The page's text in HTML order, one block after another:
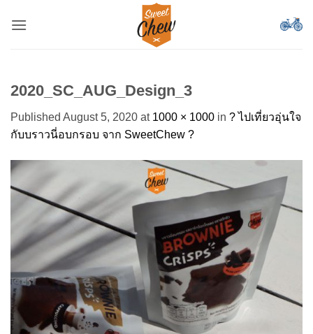
2020_SC_AUG_Design_3
Published August 5, 2020 at 1000 × 1000 in ? ไปเที่ยวอุ่นใจ
กับบราวนี่อบกรอบ จาก SweetChew ?